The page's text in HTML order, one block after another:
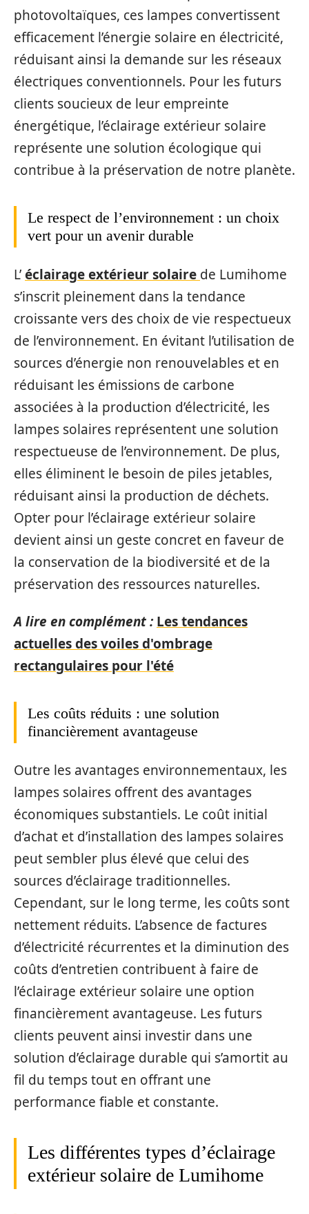
photovoltaïques, ces lampes convertissent
efficacement l’énergie solaire en électricité,
réduisant ainsi la demande sur les réseaux
électriques conventionnels. Pour les futurs
clients soucieux de leur empreinte
énergétique, l’éclairage extérieur solaire
représente une solution écologique qui
contribue à la préservation de notre planète.
Le respect de l’environnement : un choix
vert pour un avenir durable
L’éclairage extérieur solaire de Lumihome
s’inscrit pleinement dans la tendance
croissante vers des choix de vie respectueux
de l’environnement. En évitant l’utilisation de
sources d’énergie non renouvelables et en
réduisant les émissions de carbone
associées à la production d’électricité, les
lampes solaires représentent une solution
respectueuse de l’environnement. De plus,
elles éliminent le besoin de piles jetables,
réduisant ainsi la production de déchets.
Opter pour l’éclairage extérieur solaire
devient ainsi un geste concret en faveur de
la conservation de la biodiversité et de la
préservation des ressources naturelles.
A lire en complément : Les tendances
actuelles des voiles d'ombrage
rectangulaires pour l'été
Les coûts réduits : une solution
financièrement avantageuse
Outre les avantages environnementaux, les
lampes solaires offrent des avantages
économiques substantiels. Le coût initial
d’achat et d’installation des lampes solaires
peut sembler plus élevé que celui des
sources d’éclairage traditionnelles.
Cependant, sur le long terme, les coûts sont
nettement réduits. L’absence de factures
d’électricité récurrentes et la diminution des
coûts d’entretien contribuent à faire de
l’éclairage extérieur solaire une option
financièrement avantageuse. Les futurs
clients peuvent ainsi investir dans une
solution d’éclairage durable qui s’amortit au
fil du temps tout en offrant une
performance fiable et constante.
Les différentes types d’éclairage
extérieur solaire de Lumihome